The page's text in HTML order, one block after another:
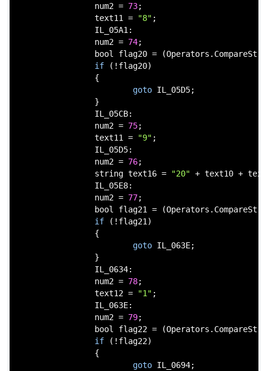
num2 = 73;
text11 =
"8" ;
IL_05A1:
num2 = 74;
bool
flag20 =
if (!flag20)
{
goto IL_05D5;
}
IL_05CB:
num2 = 75;
text11 =
"9" ;
IL_05D5:
num2 = 76;
string text16 = "20" + text10 +
IL_05E8:
num2 = 77;
bool
flag21 =
if (!flag21)
{
goto IL_063E;
}
IL_0634:
num2 = 78;
text12 =
"1" ;
IL_063E:
num2 = 79;
bool
flag22 =
if (!flag22)
{
goto IL_0694;